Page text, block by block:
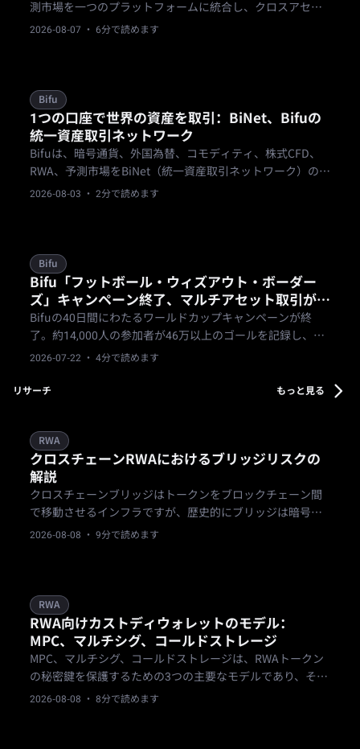
測市場を一つのプラットフォームに統合し、クロスアセッ
トトレーダーに、市場の焦点が変わってもここにいる権利
2026-08-07 · 6分で読めます
Bifu
1つの口座で世界の資産を取引：BiNet、Bifuの
統一資産取引ネットワーク
Bifuは、暗号通貨、外国為替、コモディティ、株式CFD、
RWA、予測市場をBiNet（統一資産取引ネットワーク）の下
に統合。1回のKYCと1つの資金プールですべての市場にア
2026-08-03 · 2分で読めます
Bifu
Bifu「フットボール・ウィズアウト・ボーダー
ズ」キャンペーン終了、マルチアセット取引が
「One Account, Trade the World」を実証
Bifuの40日間にわたるワールドカップキャンペーンが終
了。約14,000人の参加者が46万以上のゴールを記録し、外
国為替取引では名目ベースで1億6,000万米ドルを超える出
を現実の取引で実証しました。
2026-07-22 · 4分で読めます
リサーチ もっと見る
RWA
クロスチェーンRWAにおけるブリッジリスクの
解説
クロスチェーンブリッジはトークンをブロックチェーン間
で移動させるインフラですが、歴史的にブリッジは暗号資
産インフラの中で最も標的にされやすい部分の一つであ
2026-08-08 · 9分で読めます
RWA
RWA向けカストディウォレットのモデル：
MPC、マルチシグ、コールドストレージ
MPC、マルチシグ、コールドストレージは、RWAトークン
の秘密鍵を保護するための3つの主要なモデルであり、それ
ぞれセキュリティ、速度、運用の柔軟性の間で異なるトレ
2026-08-08 · 8分で読めます